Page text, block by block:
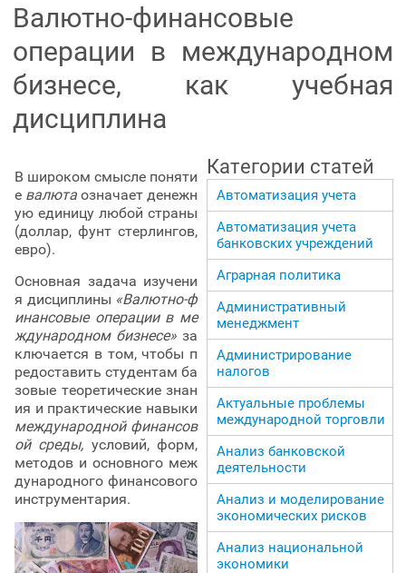
Валютно-финансовые
операции в международном
бизнесе, как учебная
дисциплина
В широком смысле поняти
е валюта означает денежн
ую единицу любой страны
(доллар, фунт стерлингов,
евро).
Основная задача изучени
я дисциплины «Валютно-ф
инансовые операции в ме
ждународном бизнесе» за
ключается в том, чтобы п
редоставить студентам ба
зовые теоретические знан
ия и практические навыки
международной финансов
ой среды, условий, форм,
методов и основного меж
дународного финансового
инструментария.
Категории статей
Автоматизация учета
Автоматизация учета
банковских учреждений
Аграрная политика
Административный
менеджмент
Администрирование
налогов
Актуальные проблемы
международной торговли
Анализ банковской
деятельности
Анализ и моделирование
экономических рисков
Анализ национальной
экономики